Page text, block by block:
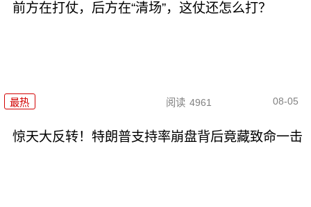
前方在打仗，后方在“清场”，这仗还怎么打？
最热 阅读 4961 08-05
惊天大反转！特朗普支持率崩盘背后竟藏致命一击